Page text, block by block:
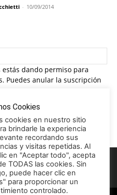
- 10/09/2014
dando permiso para
Puedes anular la suscripción
Cookies
cookies en nuestro sitio
brindarle la experiencia
recordando sus
y visitas repetidas. Al
en "Aceptar todo", acepta
TODAS las cookies. Sin
puede hacer clic en
para proporcionar un
controlado.